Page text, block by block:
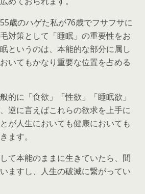
歳のハゲた私が76歳でフサフサに
対策として「睡眠」の重要性をお
というのは、本能的な部分に属し
いてもかなり重要な位置を占める
的に「食欲」「性欲」「睡眠欲」
逆に言えばこれらの欲求を上手に
が人生においても健康においても
ます。
て本能のままに生きていたら、間
ますし、人生の破滅に繋がってい